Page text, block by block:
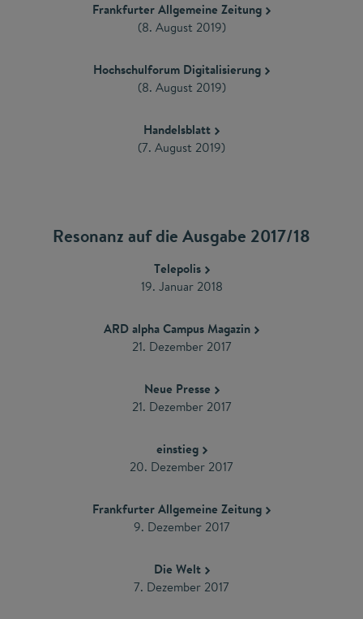
Frankfurter Allgemeine Zeitung
(8. August 2019)
Hochschulforum Digitalisierung
(8. August 2019)
Handelsblatt
(7. August 2019)
Resonanz auf die Ausgabe 2017/18
Telepolis
19. Januar 2018
ARD alpha Campus Magazin
21. Dezember 2017
Neue Presse
21. Dezember 2017
einstieg
20. Dezember 2017
Frankfurter Allgemeine Zeitung
9. Dezember 2017
Die Welt
7. Dezember 2017